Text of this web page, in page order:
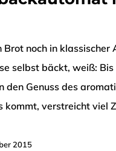
Brot noch in klassischer
selbst bäckt, weiß: Bis
den Genuss des
kommt, verstreicht viel
2015